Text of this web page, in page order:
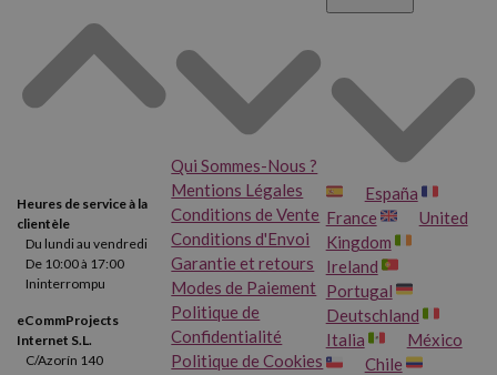
Heures de service à la
clientèle
Du lundi au vendredi
De 10:00 à 17:00
Ininterrompu
eCommProjects
Internet S.L.
C/Azorín 140
Qui Sommes-Nous ?
Mentions Légales
Conditions de Vente
Conditions d'Envoi
Garantie et retours
Modes de Paiement
Politique de
Confidentialité
Politique de Cookies
España
France
United
Kingdom
Ireland
Portugal
Deutschland
Italia
México
Chile